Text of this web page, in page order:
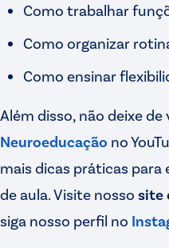
Como trabalhar
Como organizar
Como ensinar
Além disso, não deixe de
Neuroeducação no
mais dicas práticas para
de aula. Visite nosso site
siga nosso perfil no